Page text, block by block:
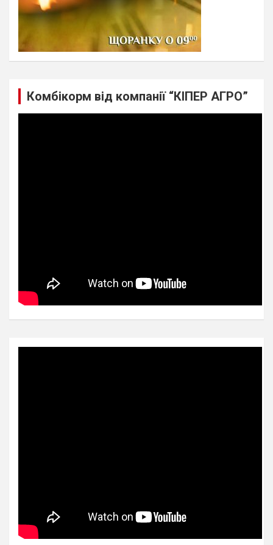
Комбікорм від компанії “КІПЕР АГРО”